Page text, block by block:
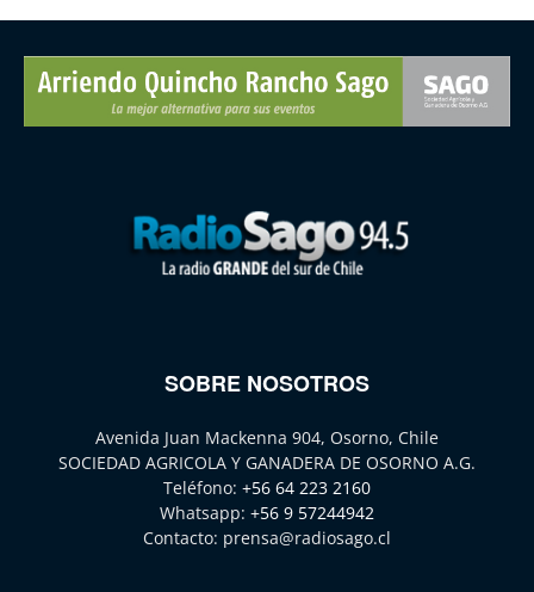
SOBRE NOSOTROS
Avenida Juan Mackenna 904, Osorno, Chile
SOCIEDAD AGRICOLA Y GANADERA DE OSORNO A.G.
Teléfono: +56 64 223 2160
Whatsapp: +56 9 57244942
Contacto: prensa@radiosago.cl